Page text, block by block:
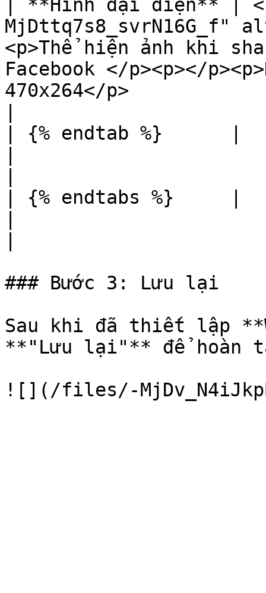
| **Hình đại diện** |
<p>Thể hiện ảnh khi
Facebook </p><p></
470x264</p>
| {% endtab %}      |
| {% endtabs %}     |
### Bước 3: Lưu lại
Sau khi đã thiết lập
**"Lưu lại"** để